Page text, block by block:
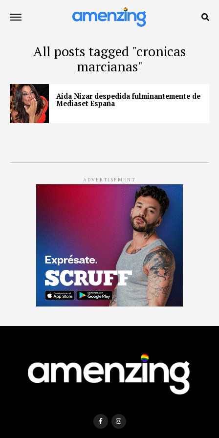
All posts tagged "cronicas
marcianas"
Aída Nizar despedida fulminantemente de
Mediaset España
ADVERTISEMENT